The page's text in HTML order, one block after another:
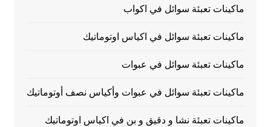
ماكينات تعبئة سوائل في اكواب
ماكينات تعبئة سوائل في اكياس اوتوماتيك
ماكينات تعبئة سوائل في عبوات
ماكينات تعبئة سوائل في عبوات وأكياس نصف أوتوماتيك
ماكينات تعبئة نشا و دقيق و بن في اكياس اوتوماتيك